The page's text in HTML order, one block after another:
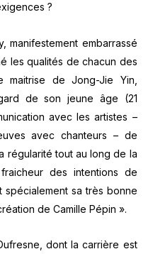
?
manifestement embarrassé
les qualités de chacun des
de Jong-Jie Yin,
de son jeune âge (21
avec les artistes –
avec chanteurs – de
régularité tout au long de la
des intentions de
sa très bonne
de Camille Pépin ».
dont la carrière est